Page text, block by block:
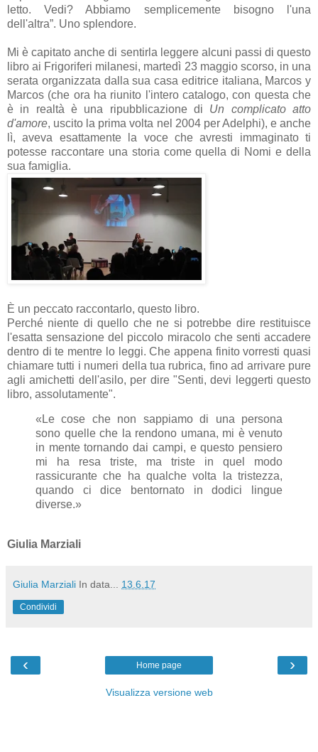
letto. Vedi? Abbiamo semplicemente bisogno l'una
dell'altra”. Uno splendore.
Mi è capitato anche di sentirla leggere alcuni passi di questo
libro ai Frigoriferi milanesi, martedì 23 maggio scorso, in una
serata organizzata dalla sua casa editrice italiana, Marcos y
Marcos (che ora ha riunito l'intero catalogo, con questa che
è in realtà è una ripubblicazione di Un complicato atto
d'amore, uscito la prima volta nel 2004 per Adelphi), e anche
lì, aveva esattamente la voce che avresti immaginato ti
potesse raccontare una storia come quella di Nomi e della
sua famiglia.
È un peccato raccontarlo, questo libro.
Perché niente di quello che ne si potrebbe dire restituisce
l'esatta sensazione del piccolo miracolo che senti accadere
dentro di te mentre lo leggi. Che appena finito vorresti quasi
chiamare tutti i numeri della tua rubrica, fino ad arrivare pure
agli amichetti dell'asilo, per dire "Senti, devi leggerti questo
libro, assolutamente".
«Le cose che non sappiamo di una persona
sono quelle che la rendono umana, mi è venuto
in mente tornando dai campi, e questo pensiero
mi ha resa triste, ma triste in quel modo
rassicurante che ha qualche volta la tristezza,
quando ci dice bentornato in dodici lingue
diverse.»
Giulia Marziali
Giulia Marziali In data... 13.6.17
Condividi
‹ ›
Home page
Visualizza versione web